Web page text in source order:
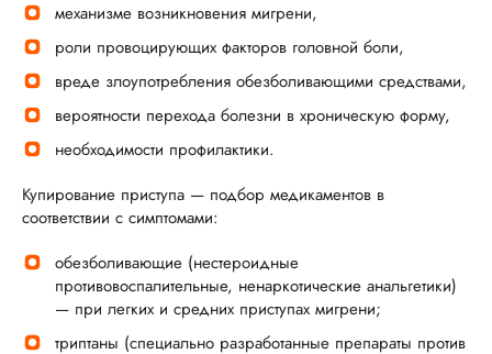
механизме возникновения мигрени,
роли провоцирующих факторов головной боли,
вреде злоупотребления обезболивающими средствами,
вероятности перехода болезни в хроническую форму,
необходимости профилактики.
Купирование приступа — подбор медикаментов в
соответствии с симптомами:
обезболивающие (нестероидные
противовоспалительные, ненаркотические анальгетики)
— при легких и средних приступах мигрени;
триптаны (специально разработанные препараты против